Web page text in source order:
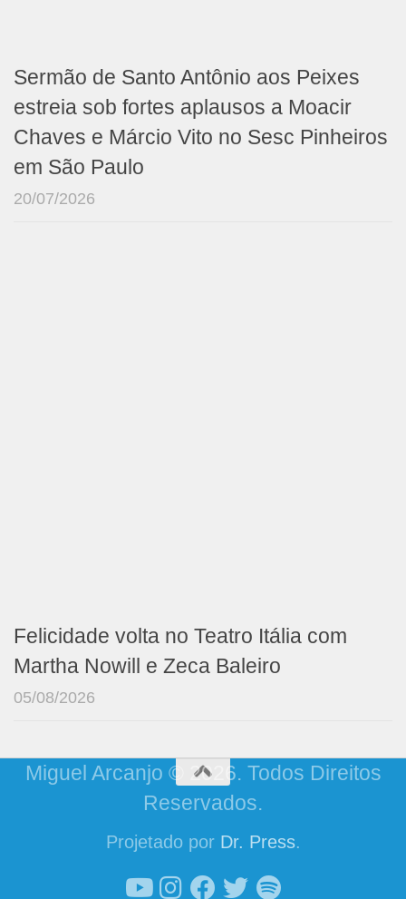
Sermão de Santo Antônio aos Peixes
estreia sob fortes aplausos a Moacir
Chaves e Márcio Vito no Sesc Pinheiros
em São Paulo
20/07/2026
Felicidade volta no Teatro Itália com
Martha Nowill e Zeca Baleiro
05/08/2026
Miguel Arcanjo © 2026. Todos Direitos
Reservados.
Projetado por Dr. Press.